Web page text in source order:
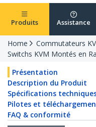
Produits Assistance
Home
Commutateurs
Switchs KVM Montés en
Présentation
Description du Produit
Spécifications
Pilotes et
FAQ & conformité